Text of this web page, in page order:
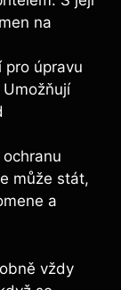
na
pro úpravu⁢
může stát,
a⁤
vždy